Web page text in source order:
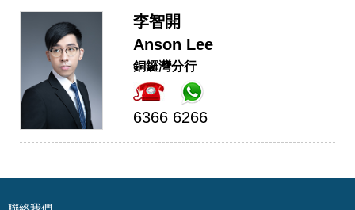
李智開
Anson Lee
銅鑼灣分行
6366 6266